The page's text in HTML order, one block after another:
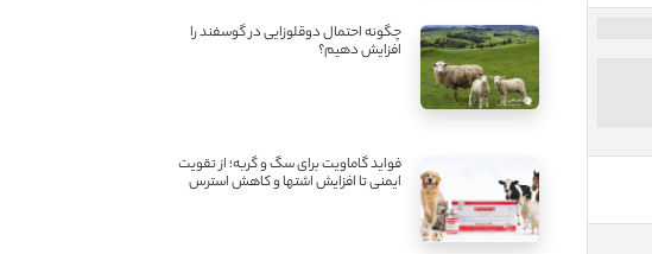
چگونه احتمال دوقلوزایی در گوسفند را
افزایش دهیم؟
فواید گاماویت برای سگ و گربه؛ از تقویت
ایمنی تا افزایش اشتها و کاهش استرس